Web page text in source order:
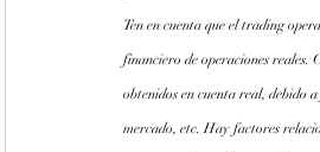
Ten en cuenta que el trading
financiero de operaciones reales.
obtenidos en cuenta real, debido
mercado, etc. Hay factores